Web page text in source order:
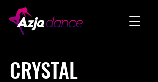
CRYSTAL